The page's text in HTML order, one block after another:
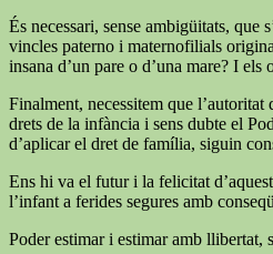
És necessari, sense ambigüitats,
vincles paterno i maternofilials
insana d’un pare o d’una mare? I
Finalment, necessitem que
drets de la infància i sens dubte el
d’aplicar el dret de família, siguin
Ens hi va el futur i la felicitat
l’infant a ferides segures amb
Poder estimar i estimar amb llibertat,